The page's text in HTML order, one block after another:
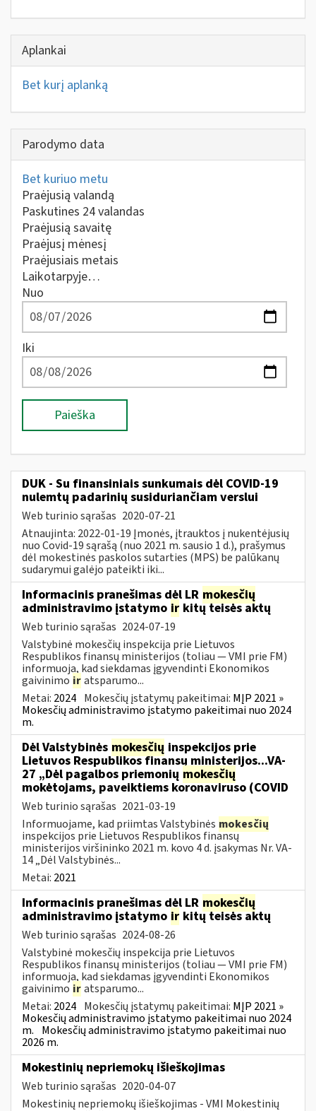
Aplankai
Bet kurį aplanką
Parodymo data
Bet kuriuo metu
Praėjusią valandą
Paskutines 24 valandas
Praėjusią savaitę
Praėjusį mėnesį
Praėjusiais metais
Laikotarpyje…
Nuo
Iki
Paieška
DUK - Su finansiniais sunkumais dėl COVID-19
nulemtų padarinių susiduriančiam verslui
Web turinio sąrašas 2020-07-21
Atnaujinta: 2022-01-19 Įmonės, įtrauktos į nukentėjusių
nuo Covid-19 sąrašą (nuo 2021 m. sausio 1 d.), prašymus
dėl mokestinės paskolos sutarties (MPS) be palūkanų
sudarymui galėjo pateikti iki...
Informacinis pranešimas dėl LR mokesčių
administravimo įstatymo ir kitų teisės aktų
Web turinio sąrašas 2024-07-19
Valstybinė mokesčių inspekcija prie Lietuvos
Respublikos finansų ministerijos (toliau — VMI prie FM)
informuoja, kad siekdamas įgyvendinti Ekonomikos
gaivinimo iratsparumo...
Metai: 2024 Mokesčių įstatymų pakeitimai: MĮP 2021 »
Mokesčių administravimo įstatymo pakeitimai nuo 2024
m.
Dėl Valstybinės mokesčių inspekcijos prie
Lietuvos Respublikos finansų ministerijos...VA-
27 „Dėl pagalbos priemonių mokesčių
mokėtojams, paveiktiems koronaviruso (COVID
Web turinio sąrašas 2021-03-19
Informuojame, kad priimtas Valstybinės mokesčių
inspekcijos prie Lietuvos Respublikos finansų
ministerijos viršininko 2021 m. kovo 4 d. įsakymas Nr. VA-
14 „Dėl Valstybinės...
Metai: 2021
Informacinis pranešimas dėl LR mokesčių
administravimo įstatymo ir kitų teisės aktų
Web turinio sąrašas 2024-08-26
Valstybinė mokesčių inspekcija prie Lietuvos
Respublikos finansų ministerijos (toliau — VMI prie FM)
informuoja, kad siekdamas įgyvendinti Ekonomikos
gaivinimo iratsparumo...
Metai: 2024 Mokesčių įstatymų pakeitimai: MĮP 2021 »
Mokesčių administravimo įstatymo pakeitimai nuo 2024
m. Mokesčių administravimo įstatymo pakeitimai nuo
2026 m.
Mokestinių nepriemokų išieškojimas
Web turinio sąrašas 2020-04-07
Mokestinių nepriemokų išieškojimas - VMI Mokestinių